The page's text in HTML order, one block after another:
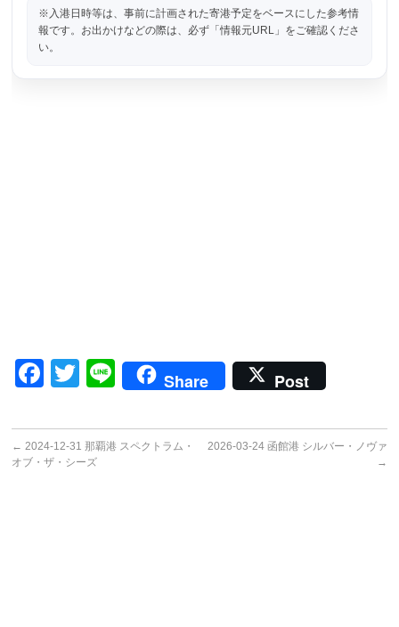
※入港日時等は、事前に計画された寄港予定をベースにした参考情
報です。お出かけなどの際は、必ず「情報元URL」をご確認くださ
い。
Facebook
Twitter
LineShare Post
← 2024-12-31 那覇港 スペクトラム・
オブ・ザ・シーズ
2026-03-24 函館港 シルバー・ノヴァ
→